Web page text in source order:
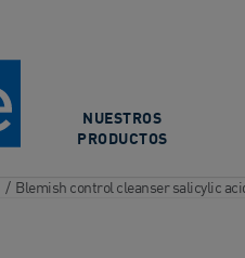
NUESTROS
PRODUCTOS
/ Blemish control cleanser salicylic